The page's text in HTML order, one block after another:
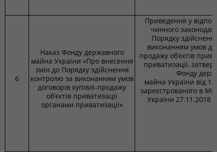
6
Наказ Фонду державного
майна України «Про внесення
змін до Порядку здійснення
контролю за виконанням умов
договорів купівлі-продажу
об’єктів приватизації
органами приватизації»
Приведення у
чинного
Порядку
виконанням умов
продажу об’єктів
приватизації,
Фонду
майна України від
зареєстрованого в
України 27.11.2018